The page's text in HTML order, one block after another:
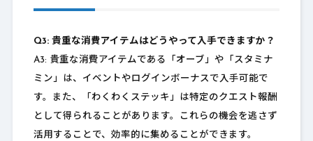
Q3: 貴重な消費アイテムはどうやって入手できますか？
A3: 貴重な消費アイテムである「オーブ」や「スタミナ
ミン」は、イベントやログインボーナスで入手可能で
す。また、「わくわくステッキ」は特定のクエスト報酬
として得られることがあります。これらの機会を逃さず
活用することで、効率的に集めることができます。